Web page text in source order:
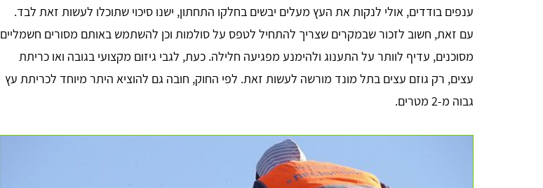
ענפים בודדים, אולי לנקות את העץ מעלים יבשים בחלקו התחתון, ישנו סיכוי שתוכלו לעשות זאת לבד.
עם זאת, חשוב לזכור שבמקרים שצריך להתחיל לטפס על סולמות וכן להשתמש באותם מסורים חשמליים
מסוכנים, עדיף לוותר על התענוג ולהימנע מפגיעה חלילה. כעת, לגבי גיזום מקצועי בגובה ואו כריתת
עצים, רק גוזם עצים בתל מונד מורשה לעשות זאת. לפי החוק, חובה גם להוציא היתר מיוחד לכריתת עץ
גבוה מ-2 מטרים.